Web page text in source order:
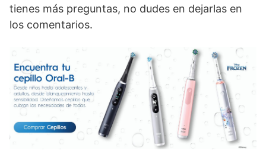
tienes más preguntas, no dudes en dejarlas en
los comentarios.